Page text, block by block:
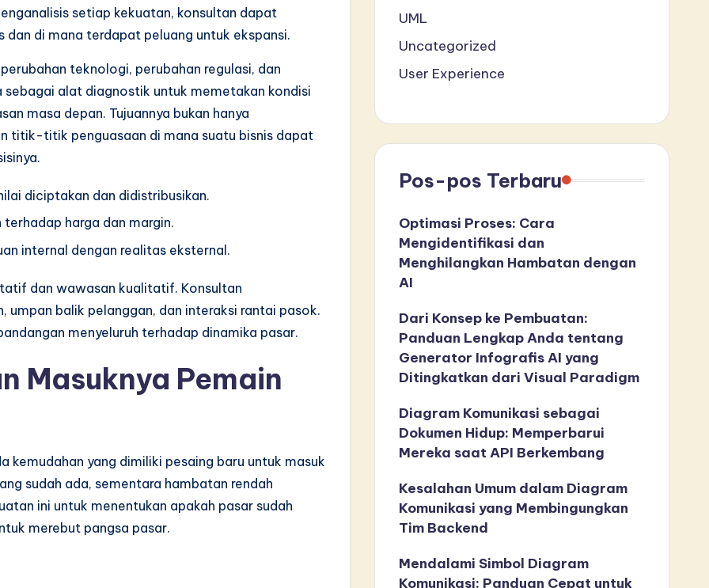
setiap kekuatan, konsultan dapat
di mana terdapat peluang untuk ekspansi.
teknologi, perubahan regulasi, dan
sebagai alat diagnostik untuk memetakan kondisi
masa depan. Tujuannya bukan hanya
titik-titik penguasaan di mana suatu bisnis dapat
diciptakan dan didistribusikan.
terhadap harga dan margin.
internal dengan realitas eksternal.
dan wawasan kualitatif. Konsultan
umpan balik pelanggan, dan interaksi rantai pasok.
menyeluruh terhadap dinamika pasar.
Masuknya Pemain
kemudahan yang dimiliki pesaing baru untuk masuk
sudah ada, sementara hambatan rendah
ini untuk menentukan apakah pasar sudah
merebut pangsa pasar.
UML
Uncategorized
User Experience
Pos-pos Terbaru
Optimasi Proses: Cara
Mengidentifikasi dan
Menghilangkan Hambatan dengan
AI
Dari Konsep ke Pembuatan:
Panduan Lengkap Anda tentang
Generator Infografis AI yang
Ditingkatkan dari Visual Paradigm
Diagram Komunikasi sebagai
Dokumen Hidup: Memperbarui
Mereka saat API Berkembang
Kesalahan Umum dalam Diagram
Komunikasi yang Membingungkan
Tim Backend
Mendalami Simbol Diagram
Komunikasi: Panduan Cepat untuk